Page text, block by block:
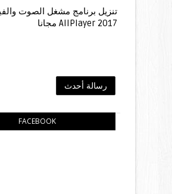
تنزيل برنامج مشغل الصوت
AllPlayer 2017 مجانا
رسالة أحدث
FACEBOOK